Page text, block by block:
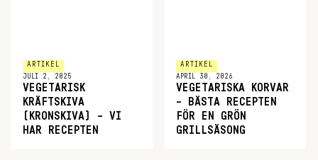
ARTIKEL
JULI 2, 2025
VEGETARISK
KRÄFTSKIVA
(KRONSKIVA) – VI
HAR RECEPTEN
ARTIKEL
APRIL 30, 2026
VEGETARISKA KORVAR
– BÄSTA RECEPTEN
FÖR EN GRÖN
GRILLSÄSONG